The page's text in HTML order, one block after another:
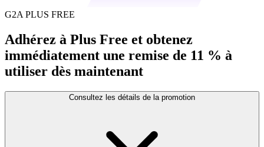
G2A PLUS FREE
Adhérez à Plus Free et obtenez
immédiatement une remise de 11 % à
utiliser dès maintenant
Consultez les détails de la promotion